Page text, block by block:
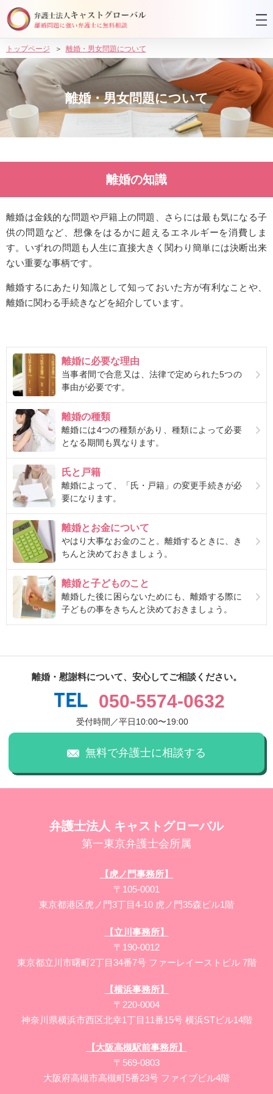
トップページ 離婚・男女問題について
離婚・男女問題について
離婚の知識
離婚は金銭的な問題や戸籍上の問題、さらには最も気になる子
供の問題など、想像をはるかに超えるエネルギーを消費しま
す。いずれの問題も人生に直接大きく関わり簡単には決断出来
ない重要な事柄です。
離婚するにあたり知識として知っておいた方が有利なことや、
離婚に関わる手続きなどを紹介しています。
離婚に必要な理由
当事者間で合意又は、法律で定められた5つの
事由が必要です。
離婚の種類
離婚には4つの種類があり、種類によって必要
となる期間も異なります。
氏と戸籍
離婚によって、「氏・戸籍」の変更手続きが必
要になります。
離婚とお金について
やはり大事なお金のこと。離婚するときに、き
ちんと決めておきましょう。
離婚と子どものこと
離婚した後に困らないためにも、離婚する際に
子どもの事をきちんと決めておきましょう。
離婚・慰謝料について、安心してご相談ください。
050-5574-0632
受付時間／平日10:00〜19:00
無料で弁護士に相談する
弁護士法人 キャストグローバル
第一東京弁護士会所属
【虎ノ門事務所】
〒105-0001
東京都港区虎ノ門3丁目4-10 虎ノ門35森ビル1階
【立川事務所】
〒190-0012
東京都立川市曙町2丁目34番7号 ファーレイーストビル 7階
【横浜事務所】
〒220-0004
神奈川県横浜市西区北幸1丁目11番15号 横浜STビル14階
【大阪高槻駅前事務所】
〒569-0803
大阪府高槻市高槻町5番23号 ファイブビル4階